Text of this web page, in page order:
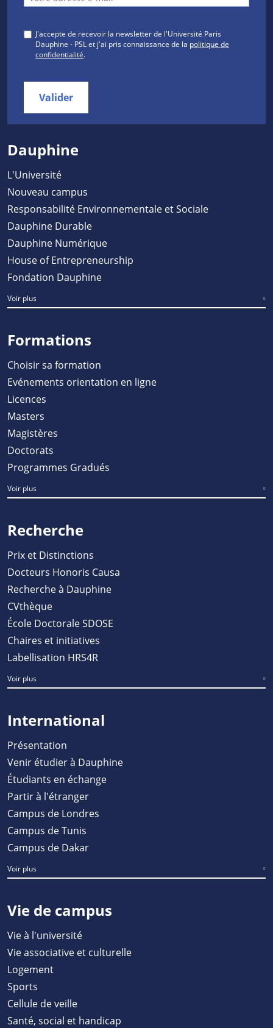
J'accepte de recevoir la newsletter de l'Université Paris
Dauphine - PSL et j'ai pris connaissance de la politique de
confidentialité.
Valider
Dauphine
L'Université
Nouveau campus
Responsabilité Environnementale et Sociale
Dauphine Durable
Dauphine Numérique
House of Entrepreneurship
Fondation Dauphine
Voir plus
Formations
Choisir sa formation
Evénements orientation en ligne
Licences
Masters
Magistères
Doctorats
Programmes Gradués
Voir plus
Recherche
Prix et Distinctions
Docteurs Honoris Causa
Recherche à Dauphine
CVthèque
École Doctorale SDOSE
Chaires et initiatives
Labellisation HRS4R
Voir plus
International
Présentation
Venir étudier à Dauphine
Étudiants en échange
Partir à l'étranger
Campus de Londres
Campus de Tunis
Campus de Dakar
Voir plus
Vie de campus
Vie à l'université
Vie associative et culturelle
Logement
Sports
Cellule de veille
Santé, social et handicap